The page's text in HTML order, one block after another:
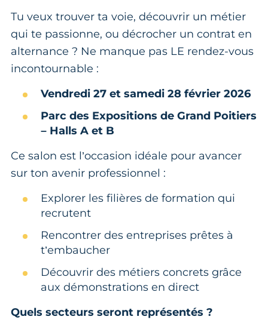
Tu veux trouver ta voie, découvrir un métier
qui te passionne, ou décrocher un contrat en
alternance ? Ne manque pas LE rendez-vous
incontournable :
Vendredi 27 et samedi 28 février 2026
Parc des Expositions de Grand Poitiers
– Halls A et B
Ce salon est l’occasion idéale pour avancer
sur ton avenir professionnel :
Explorer les filières de formation qui
recrutent
Rencontrer des entreprises prêtes à
t’embaucher
Découvrir des métiers concrets grâce
aux démonstrations en direct
Quels secteurs seront représentés ?